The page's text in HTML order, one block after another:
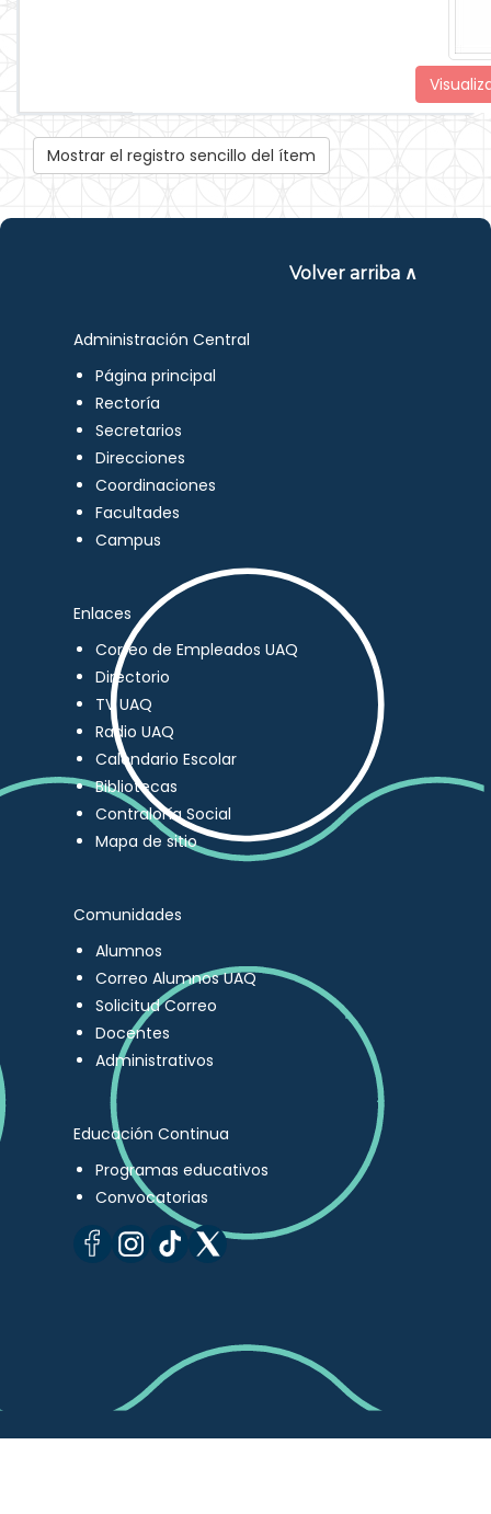
Mostrar el registro sencillo del ítem
Volver arriba ∧
Administración Central
Página principal
Rectoría
Secretarios
Direcciones
Coordinaciones
Facultades
Campus
Enlaces
Correo de Empleados UAQ
Directorio
TV UAQ
Radio UAQ
Calendario Escolar
Bibliotecas
Contraloría Social
Mapa de sitio
Comunidades
Alumnos
Correo Alumnos UAQ
Solicitud Correo
Docentes
Administrativos
Educación Continua
Programas educativos
Convocatorias